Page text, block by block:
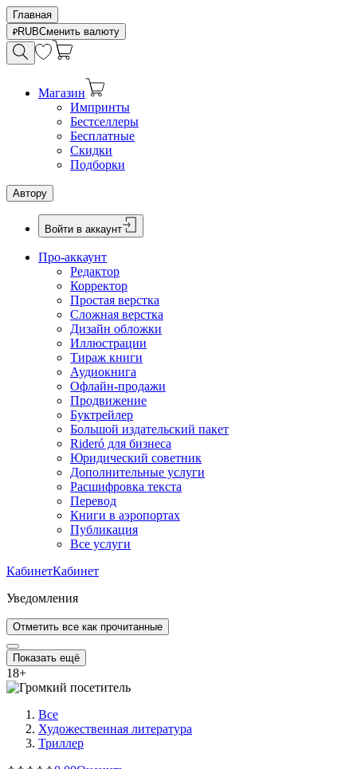
Главная
RUBСменить валюту
Магазин
Импринты
Бестселлеры
Бесплатные
Скидки
Подборки
Автору
Войти в аккаунт
Про-аккаунт
Редактор
Корректор
Простая верстка
Сложная верстка
Дизайн обложки
Иллюстрации
Тираж книги
Аудиокнига
Офлайн-продажи
Продвижение
Буктрейлер
Большой издательский пакет
Rideró для бизнеса
Юридический советник
Дополнительные услуги
Расшифровка текста
Перевод
Книги в аэропортах
Публикация
Все услуги
КабинетКабинет
Уведомления
Отметить все как прочитанные
Показать ещё
18+
Все
Художественная литература
Триллер